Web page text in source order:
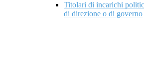
Titolari di incarichi
di direzione o di governo